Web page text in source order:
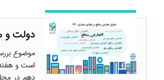
دولت و
موضوع
است و